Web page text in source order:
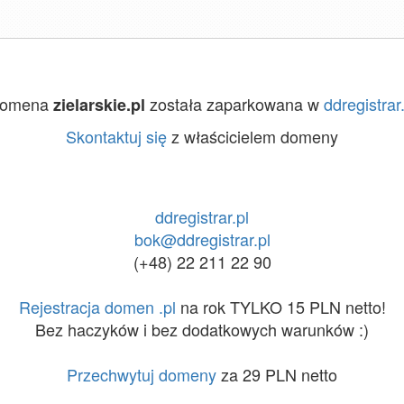
zielarskie.pl została zaparkowana w
Skontaktuj sięz właścicielem domeny
ddregistrar.pl
bok@ddregistrar.pl
(+48) 22 211 22 90
Rejestracja domen .pl na rok TYLKO 15 PLN netto!
Bez haczyków i bez dodatkowych warunków :)
Przechwytuj domenyza 29 PLN netto